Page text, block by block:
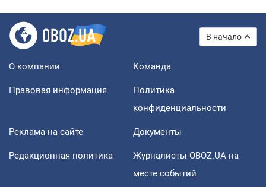
В начало
О компании Команда
Правовая информация
Политика
конфиденциальности
Реклама на сайте Документы
Редакционная политика
Журналисты OBOZ.UA на
месте событий